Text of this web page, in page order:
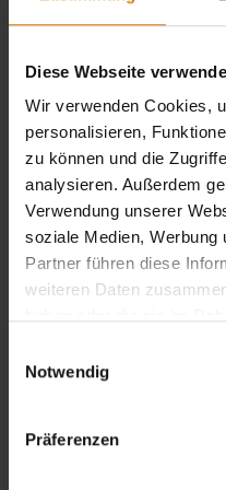
Diese Webseite
Wir verwenden Cookies,
personalisieren,
zu können und die
analysieren. Außerdem
Verwendung unserer
soziale Medien, Werbung
Partner führen diese
weiteren Daten
Notwendig
Präferenzen
DU KANNST DICH NICHT
LASS DICH VON EINEM
Finde einen